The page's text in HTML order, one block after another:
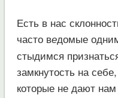
Есть в нас
часто ведомые
стыдимся
замкнутость на
которые не дают